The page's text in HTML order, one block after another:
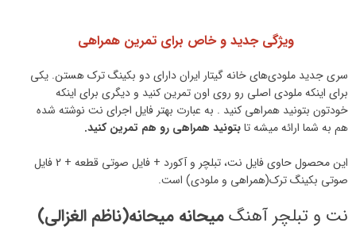
ویژگی جدید و خاص برای تمرین همراهی
سری جدید ملودی‌های خانه گیتار ایران دارای دو بکینگ ترک هستن. یکی
برای اینکه ملودی اصلی رو روی اون تمرین کنید و دیگری برای اینکه
خودتون بتونید همراهی کنید . به عبارت بهتر فایل اجرای نت نوشته شده
هم به شما ارائه میشه تابتونید همراهی رو هم تمرین کنید.
این محصول حاوی فایل نت، تبلچر و آکورد + فایل صوتی قطعه + 2 فایل
صوتی بکینگ ترک(همراهی و ملودی) است.
نت و تبلچر آهنگمیحانه میحانه(ناظم الغزالی)